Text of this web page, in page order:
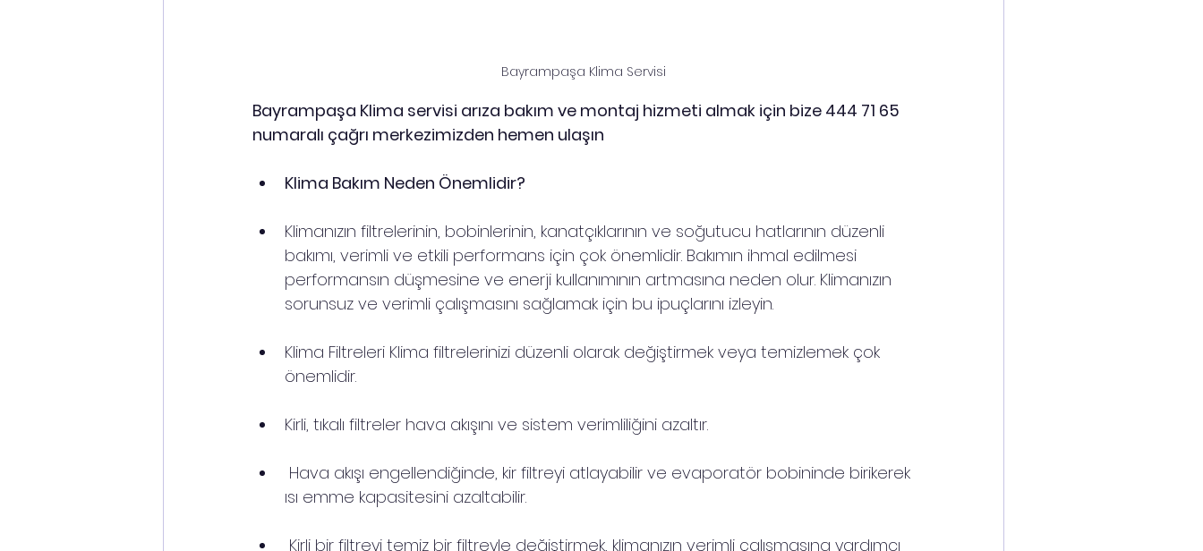
Bayrampaşa Klima Servisi
Bayrampaşa Klima servisi arıza bakım ve montaj hizmeti almak için bize 444 71 65
numaralı çağrı merkezimizden hemen ulaşın
Klima Bakım Neden Önemlidir?
Klimanızın filtrelerinin, bobinlerinin, kanatçıklarının ve soğutucu hatlarının düzenli
bakımı, verimli ve etkili performans için çok önemlidir. Bakımın ihmal edilmesi
performansın düşmesine ve enerji kullanımının artmasına neden olur. Klimanızın
sorunsuz ve verimli çalışmasını sağlamak için bu ipuçlarını izleyin.
Klima Filtreleri Klima filtrelerinizi düzenli olarak değiştirmek veya temizlemek çok
önemlidir.
Kirli, tıkalı filtreler hava akışını ve sistem verimliliğini azaltır.
Hava akışı engellendiğinde, kir filtreyi atlayabilir ve evaporatör bobininde birikerek
ısı emme kapasitesini azaltabilir.
Kirli bir filtreyi temiz bir filtreyle değiştirmek, klimanızın verimli çalışmasına yardımcı